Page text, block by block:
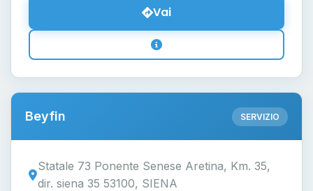
Vai
Beyfin SERVIZIO
Statale 73 Ponente Senese Aretina, Km. 35,
dir. siena 35 53100, SIENA